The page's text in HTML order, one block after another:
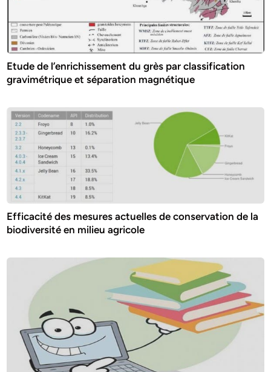
Etude de l’enrichissement du grès par classification
gravimétrique et séparation magnétique
Efficacité des mesures actuelles de conservation de la
biodiversité en milieu agricole